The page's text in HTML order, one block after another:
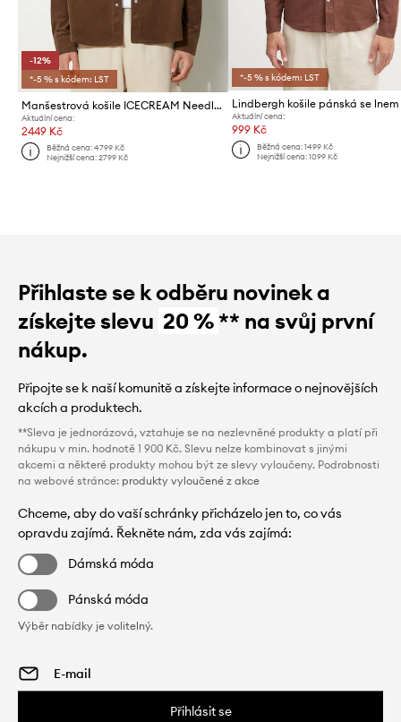
-12%
*-5 % s kódem: LST
Manšestrová košile ICECREAM Needle Cord Shirt
Aktuální cena:
2449 Kč
Běžná cena:4799 Kč
Nejnižší cena:2799 Kč
*-5 % s kódem: LST
Lindbergh košile pánská se lnem
Aktuální cena:
999 Kč
Běžná cena: 1499 Kč
Nejnižší cena: 1099 Kč
Přihlaste se k odběru novinek a
získejte slevu 20 %** na svůj první
nákup.
Připojte se k naší komunitě a získejte informace o nejnovějších
akcích a produktech.
**Sleva je jednorázová, vztahuje se na nezlevněné produkty a platí při
nákupu v min. hodnotě 1 900 Kč. Slevu nelze kombinovat s jinými
akcemi a některé produkty mohou být ze slevy vyloučeny. Podrobnosti
na webové stránce: produkty vyloučené z akce
Chceme, aby do vaší schránky přicházelo jen to, co vás
opravdu zajímá. Řekněte nám, zda vás zajímá:
Dámská móda
Pánská móda
Výběr nabídky je volitelný.
Přihlásit se